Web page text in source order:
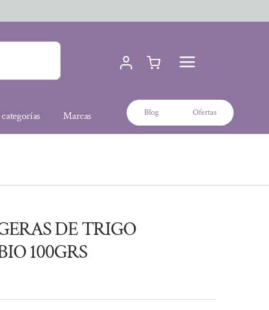
Marcas Blog Ofertas
DE TRIGO
100GRS